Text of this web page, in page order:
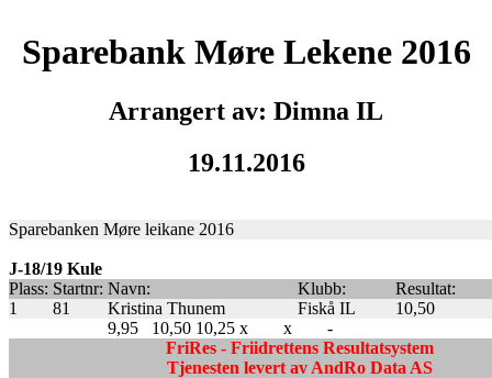
Sparebank Møre Lekene 2016
Arrangert av: Dimna IL
19.11.2016
Sparebanken Møre leikane 2016
J-18/19 Kule
Plass: Startnr: Navn: Klubb:
Resultat:
1
81 Kristina Thunem Fiskå IL
10,50
9,95
10,50 10,25 x x
-
FriRes - Friidrettens Resultatsystem
Tjenesten levert av AndRo Data AS